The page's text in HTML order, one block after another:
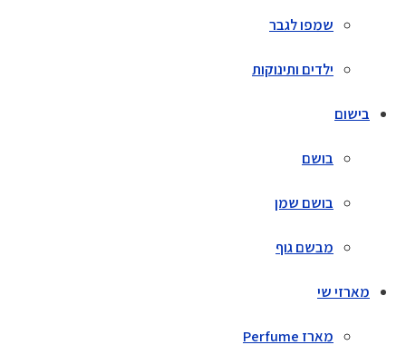
שמפו לגבר
ילדים ותינוקות
בישום
בושם
בושם שמן
מבשם גוף
מארזי שי
מארז Perfume